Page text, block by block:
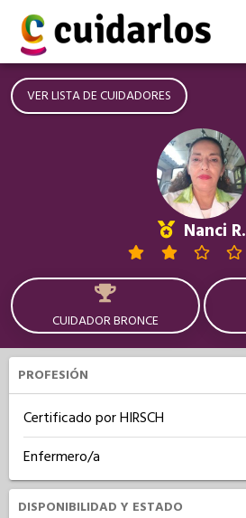
VER LISTA DE CUIDADORES
Nanci R.
CUIDADOR BRONCE
PROFESIÓN
Certificado por HIRSCH
Enfermero/a
DISPONIBILIDAD Y ESTADO